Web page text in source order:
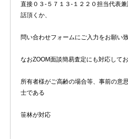
直接０３-５７１３-１２２０担当代表
話頂くか、
問い合わせフォームにご入力をお願い致
なおZOOM面談簡易査定にも対応して
所有者様がご高齢の場合等、事前の意
士である
笹林が対応